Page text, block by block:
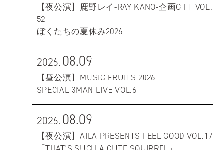
【夜公演】鹿野レイ-RAY KANO-企画GIFT VOL.
52
ぼくたちの夏休み2026
2026.08.09
【昼公演】MUSIC FRUITS 2026
SPECIAL 3MAN LIVE VOL.6
2026.08.09
【夜公演】AILA PRESENTS FEEL GOOD VOL.17